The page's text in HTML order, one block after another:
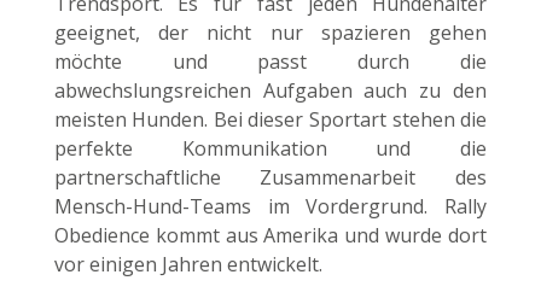
geeignet, der nicht nur spazieren gehen
möchte und passt durch die
abwechslungsreichen Aufgaben auch zu den
meisten Hunden. Bei dieser Sportart stehen die
perfekte Kommunikation und die
partnerschaftliche Zusammenarbeit des
Mensch-Hund-Teams im Vordergrund. Rally
Obedience kommt aus Amerika und wurde dort
vor einigen Jahren entwickelt.